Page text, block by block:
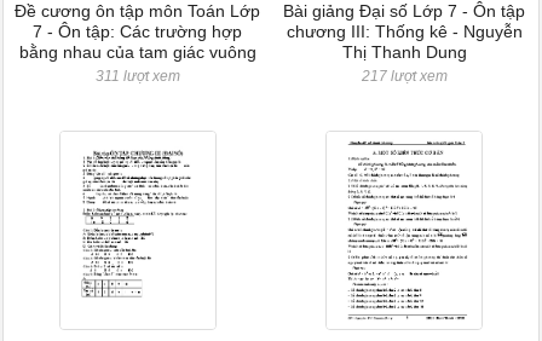
Đề cương ôn tập môn Toán Lớp
7 - Ôn tập: Các trường hợp
bằng nhau của tam giác vuông
311 lượt xem
Bài giảng Đại số Lớp 7 - Ôn tập
chương III: Thống kê - Nguyễn
Thị Thanh Dung
217 lượt xem